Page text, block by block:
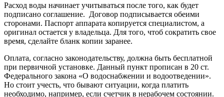
Расход воды начинает учитываться после того, как будет
подписано соглашение. Договор подписывается обеими
сторонами. Паспорт аппарата копируется специалистом, а
оригинал остается у владельца. Для того, чтоб сократить свое
время, сделайте бланк копии заранее.
Оплата, согласно законодательству, должна быть бесплатной
при первичной установке. Данный пункт прописан в 20 ст.
Федерального закона «О водоснабжении и водоотведении».
Но стоит учесть, что бывают ситуации, когда платить
необходимо, например, если счетчик в нерабочем состоянии.